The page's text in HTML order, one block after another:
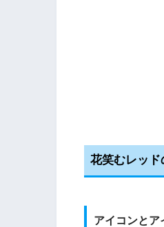
花笑むレッド
アイコンとア